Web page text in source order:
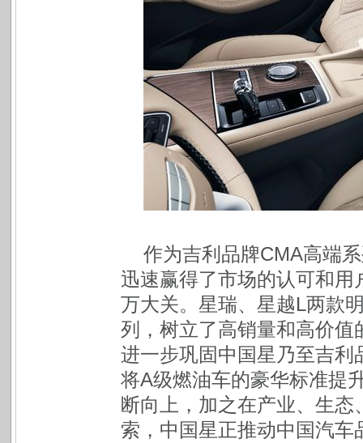
作为吉利品牌CMA高端
迅速赢得了市场的认可和
万大关。星瑞、星越L两款
列，树立了高销量和高价
进一步巩固中国星乃至吉
将A级燃油车的豪华标准提
断向上，加之在产业、生
索，中国星正推动中国汽